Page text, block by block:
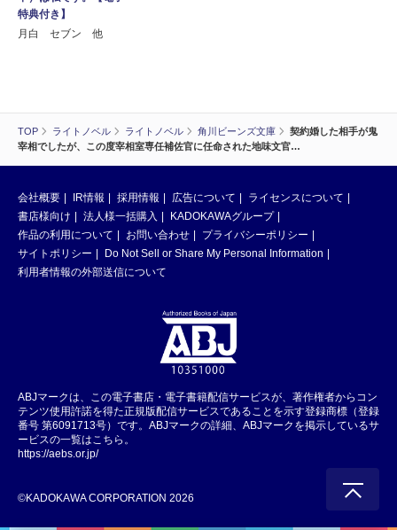
TOP ライトノベル ライトノベル 角川ビーンズ文庫
契約婚した相手が鬼
宰相でしたが、この度宰相室専任補佐官に任命された地味文官…
特典付き】
月白 セブン 他
会社概要 IR情報 採用情報 広告について
ライセンスについて
書店様向け
法人様一括購入
KADOKAWAグループ
作品の利用について
お問い合わせ
プライバシーポリシー
サイトポリシー
Do Not Sell or Share My Personal Information
利用者情報の外部送信について
ABJマークは、この電子書店・電子書籍配信サービスが、著作権者からコン
テンツ使用許諾を得た正規版配信サービスであることを示す登録商標（登録
番号 第6091713号）です。ABJマークの詳細、ABJマークを掲示しているサ
ービスの一覧はこちら。
https://aebs.or.jp/
©KADOKAWA CORPORATION 2026